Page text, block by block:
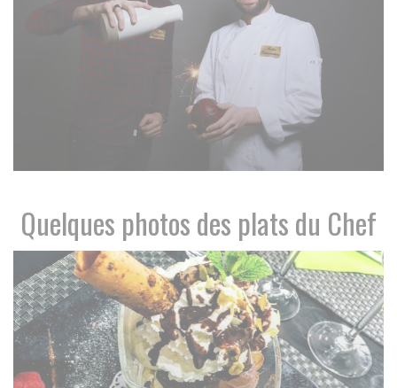
Quelques photos des plats du Chef